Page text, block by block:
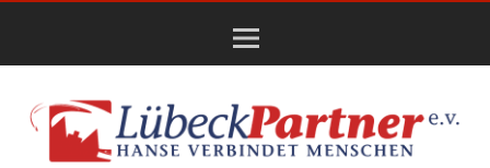
Hauptmenü